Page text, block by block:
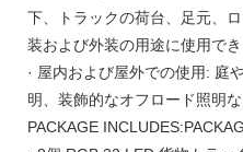
下、トラックの荷台、足元、
装および外装の用途に使用でき
· 屋内および屋外での使用: 庭
明、装飾的なオフロード照明
PACKAGE